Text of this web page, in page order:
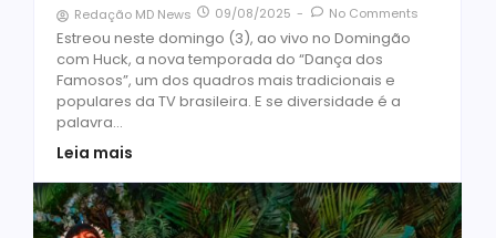
Redação MD News 09/08/2025 - No Comments
Estreou neste domingo (3), ao vivo no Domingão
com Huck, a nova temporada do “Dança dos
Famosos”, um dos quadros mais tradicionais e
populares da TV brasileira. E se diversidade é a
palavra...
Leia mais